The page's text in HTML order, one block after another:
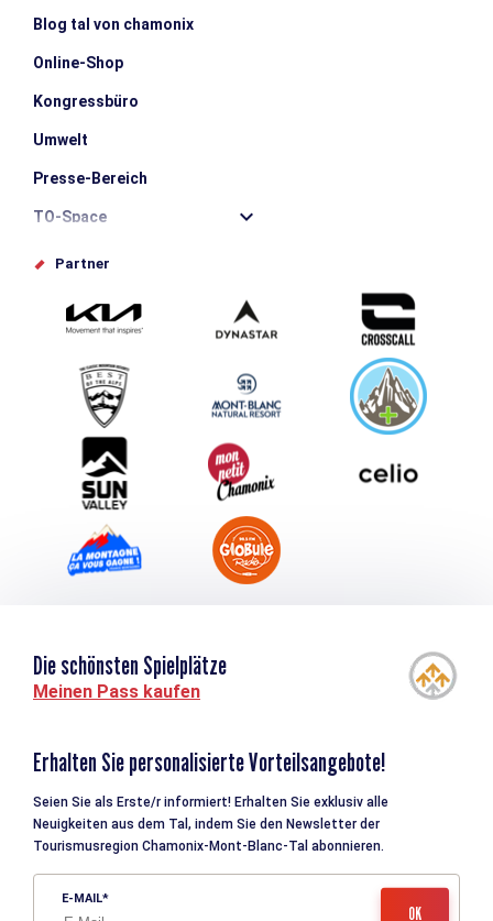
Blog tal von chamonix
Online-Shop
Kongressbüro
Umwelt
Presse-Bereich
TO-Space
Offices de tourisme
Schlagen Sie Ihr Event vor
Service groupes et séminaires
Herunterladen
Tourismus & Behinderung
Partner
Die schönsten Spielplätze
Meinen Pass kaufen
Erhalten Sie personalisierte Vorteilsangebote!
Seien Sie als Erste/r informiert! Erhalten Sie exklusiv alle
Neuigkeiten aus dem Tal, indem Sie den Newsletter der
Tourismusregion Chamonix-Mont-Blanc-Tal abonnieren.
E-MAIL